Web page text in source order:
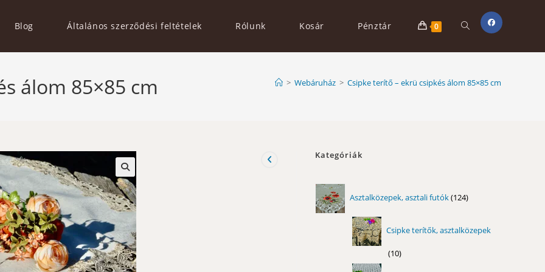
Blog Általános szerződési feltételek Rólunk Kosár Pénztár 0 Toggle
website
álom 85×85 cm > Webáruház > Csipke terítő – ekrü csipkés álom 85×85 cm
🔍
Kategóriák
Asztalközepek, asztali futók 124
termék
Csipke terítők, asztalközepek
1010